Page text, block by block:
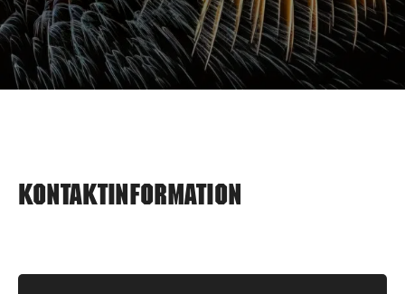
Kontaktinformation